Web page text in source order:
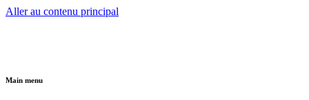
Aller au contenu principal
Main menu